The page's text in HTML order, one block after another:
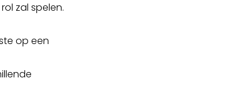
zal spelen.
op een